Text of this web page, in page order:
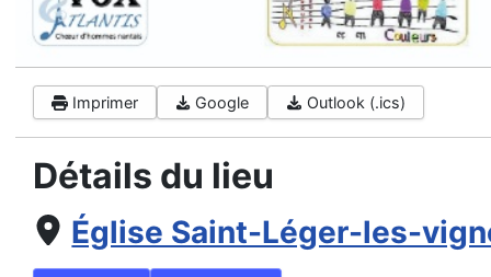
Imprimer Google Outlook (.ics)
Détails du lieu
Église Saint-Léger-les-